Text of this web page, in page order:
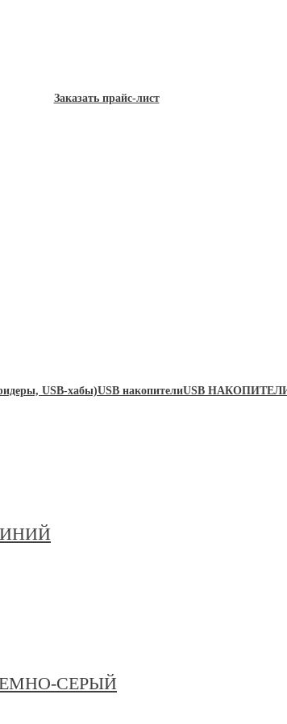
Заказать прайс-лист
USB-хабы)USB накопителиUSB
ТЕМНО-СЕРЫЙ